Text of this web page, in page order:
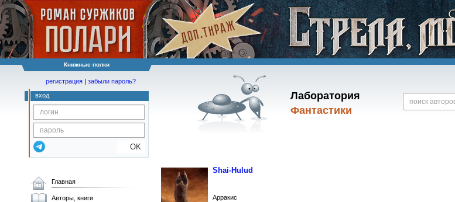
Книжные полки
Лаборатория
Фантастики
регистрация | забыли пароль?
вход
OK
Shai-Hulud
Арракис
Главная
Авторы, книги